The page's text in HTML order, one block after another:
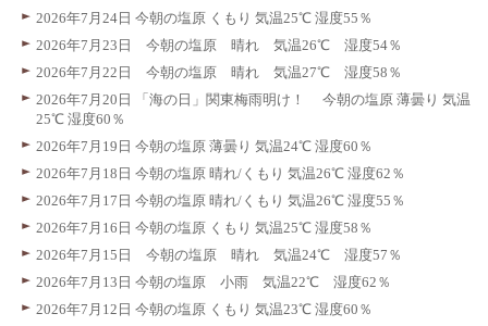
2026年7月24日 今朝の塩原 くもり 気温25℃ 湿度55％
2026年7月23日 今朝の塩原 晴れ 気温26℃ 湿度54％
2026年7月22日 今朝の塩原 晴れ 気温27℃ 湿度58％
2026年7月20日 「海の日」関東梅雨明け！ 今朝の塩原 薄曇り 気温
25℃ 湿度60％
2026年7月19日 今朝の塩原 薄曇り 気温24℃ 湿度60％
2026年7月18日 今朝の塩原 晴れ/くもり 気温26℃ 湿度62％
2026年7月17日 今朝の塩原 晴れ/くもり 気温26℃ 湿度55％
2026年7月16日 今朝の塩原 くもり 気温25℃ 湿度58％
2026年7月15日 今朝の塩原 晴れ 気温24℃ 湿度57％
2026年7月13日 今朝の塩原 小雨 気温22℃ 湿度62％
2026年7月12日 今朝の塩原 くもり 気温23℃ 湿度60％